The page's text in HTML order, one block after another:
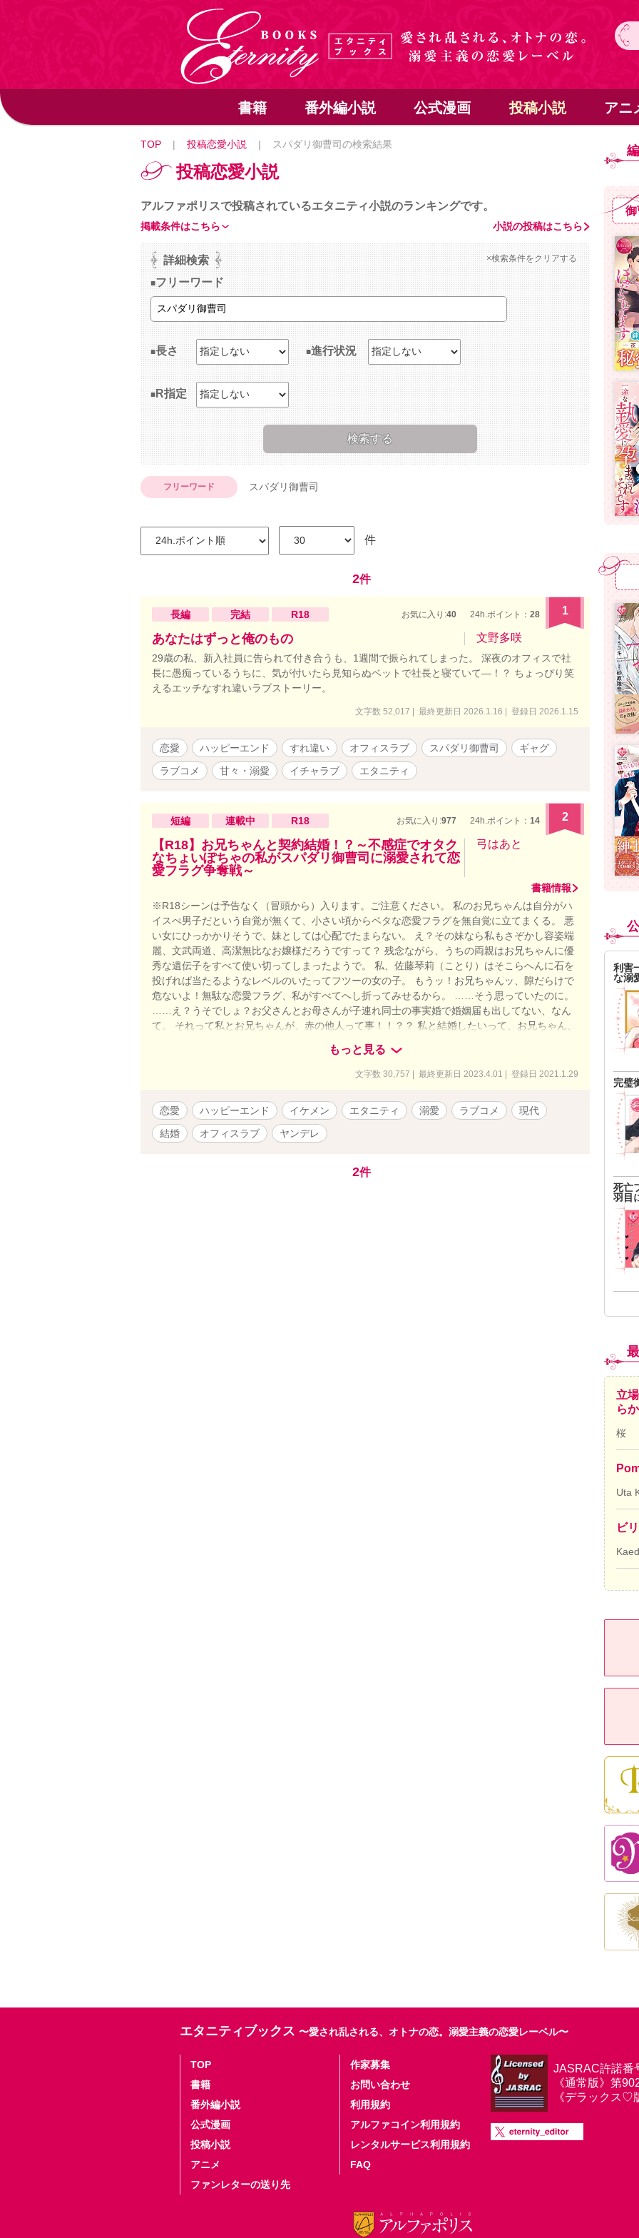
書籍 番外編小説 公式漫画 投稿小説 アニ
TOP | 投稿恋愛小説 | スパダリ御曹司の検索結果
投稿恋愛小説
アルファポリスで投稿されているエタニティ小説のランキングです。
小説の投稿はこちら
掲載条件はこちら
詳細検索 ×検索条件をクリアする
フリーワード
長さ 進行状況
R指定
フリーワード スパダリ御曹司
件
2件
長編 完結 R18 お気に入り:40 24h.ポイント： 28 1
あなたはずっと俺のもの 文野多咲
29歳の私、新入社員に告られて付き合うも、1週間で振られてしまった。 深夜のオフィスで社
長に愚痴っているうちに、気が付いたら見知らぬベットで社長と寝ていて―！？ ちょっぴり笑
えるエッチなすれ違いラブストーリー。
文字数 52,017 | 最終更新日 2026.1.16 | 登録日 2026.1.15
恋愛 ハッピーエンド すれ違い オフィスラブ スパダリ御曹司
ギャグ
ラブコメ
甘々・溺愛 イチャラブ エタニティ
短編 連載中 R18 お気に入り:977 24h.ポイント： 14 2
【R18】お兄ちゃんと契約結婚！？～不感症でオタク
なちょいぽちゃの私がスパダリ御曹司に溺愛されて恋
愛フラグ争奪戦～
弓はあと
書籍情報
※R18シーンは予告なく（冒頭から）入ります。ご注意ください。 私のお兄ちゃんは自分がハ
イスぺ男子だという自覚が無くて、小さい頃からベタな恋愛フラグを無自覚に立てまくる。 悪
い女にひっかかりそうで、妹としては心配でたまらない。 え？その妹なら私もさぞかし容姿端
麗、文武両道、高潔無比なお嬢様だろうですって？ 残念ながら、うちの両親はお兄ちゃんに優
秀な遺伝子をすべて使い切ってしまったようで。 私、佐藤琴莉（ことり）はそこらへんに石を
投げれば当たるようなレベルのいたってフツーの女の子。 もうッ！お兄ちゃんッ、隙だらけで
危ないよ！無駄な恋愛フラグ、私がすべてへし折ってみせるから。 ……そう思っていたのに。
……え？うそでしょ？お父さんとお母さんが子連れ同士の事実婚で婚姻届も出してない、なん
て。 それって私とお兄ちゃんが、赤の他人って事！！？？ 私と結婚したいって、お兄ちゃん、
冗談でしょう！？！？！？ しかも流行り（？）の契約婚！？
もっと見る
文字数 30,757 | 最終更新日 2023.4.01 | 登録日 2021.1.29
恋愛 ハッピーエンド イケメン エタニティ 溺愛 ラブコメ
現代
結婚
オフィスラブ ヤンデレ
2件
利害
な溺
完璧
死亡
羽目
立
ら
桜
Uta
ビ
エタニティブックス 〜愛され乱される、オトナの恋。溺愛主義の恋愛レーベル〜
TOP
書籍
番外編小説
公式漫画
投稿小説
アニメ
ファンレターの送り先
作家募集
お問い合わせ
利用規約
アルファコイン利用規約
レンタルサービス利用規約
FAQ
JASRAC許諾番
《通常版》第
《デラックス♡